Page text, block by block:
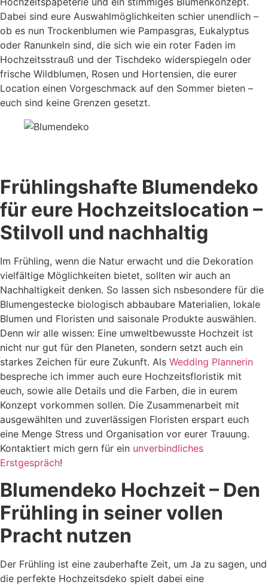
Dabei sind eure Auswahlmöglichkeiten schier unendlich –
ob es nun Trockenblumen wie Pampasgras, Eukalyptus
oder Ranunkeln sind, die sich wie ein roter Faden im
Hochzeitsstrauß und der Tischdeko widerspiegeln oder
frische Wildblumen, Rosen und Hortensien, die eurer
Location einen Vorgeschmack auf den Sommer bieten –
euch sind keine Grenzen gesetzt.
Frühlingshafte Blumendeko
für eure Hochzeitslocation –
Stilvoll und nachhaltig
Im Frühling, wenn die Natur erwacht und die Dekoration
vielfältige Möglichkeiten bietet, sollten wir auch an
Nachhaltigkeit denken. So lassen sich nsbesondere für die
Blumengestecke biologisch abbaubare Materialien, lokale
Blumen und Floristen und saisonale Produkte auswählen.
Denn wir alle wissen: Eine umweltbewusste Hochzeit ist
nicht nur gut für den Planeten, sondern setzt auch ein
starkes Zeichen für eure Zukunft. Als Wedding Plannerin
bespreche ich immer auch eure Hochzeitsfloristik mit
euch, sowie alle Details und die Farben, die in eurem
Konzept vorkommen sollen. Die Zusammenarbeit mit
ausgewählten und zuverlässigen Floristen erspart euch
eine Menge Stress und Organisation vor eurer Trauung.
Kontaktiert mich gern für ein unverbindliches
Erstgespräch!
Blumendeko Hochzeit – Den
Frühling in seiner vollen
Pracht nutzen
Der Frühling ist eine zauberhafte Zeit, um Ja zu sagen, und
die perfekte Hochzeitsdeko spielt dabei eine